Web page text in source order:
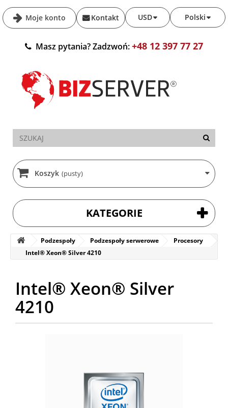
Moje konto Polski
USD
Kontakt
Masz pytania? Zadzwoń:+48 12 397 77 27
Koszyk (pusty)
KATEGORIE
Podzespoły Podzespoły serwerowe
Procesory
Intel® Xeon® Silver 4210
Intel® Xeon® Silver
4210